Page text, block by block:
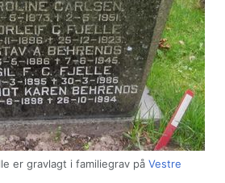
er gravlagt i familiegrav på Vestre